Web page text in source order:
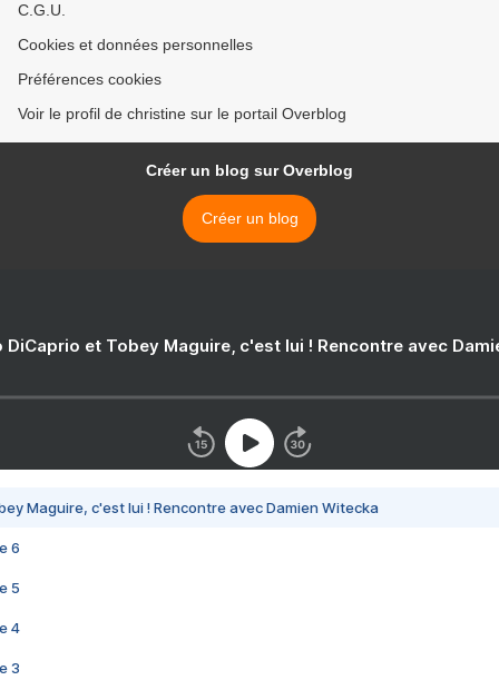
C.G.U.
Cookies et données personnelles
Préférences cookies
Voir le profil de christine sur le portail Overblog
Créer un blog sur Overblog
Créer un blog
DiCaprio et Tobey Maguire, c'est lui ! Rencontre avec
Maguire, c'est lui ! Rencontre avec Damien Witecka
6
5
4
3